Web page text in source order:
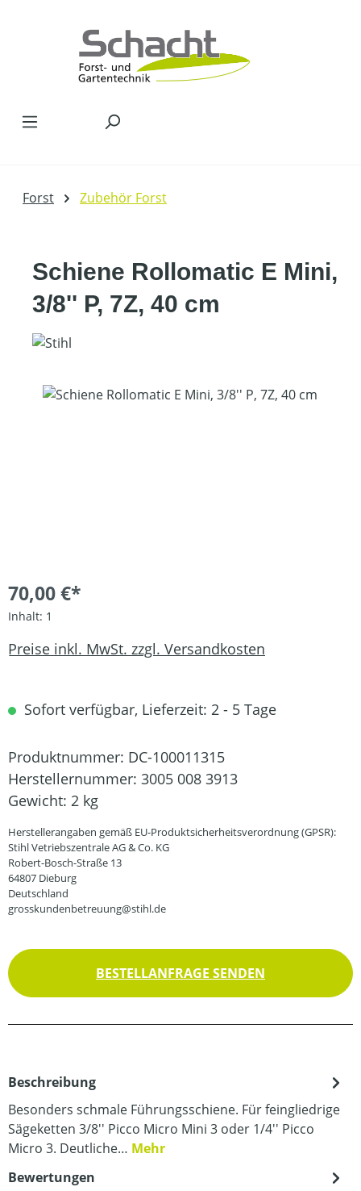
Forst Zubehör Forst
Schiene Rollomatic E Mini,
3/8'' P, 7Z, 40 cm
Bildergalerie überspringen
70,00 €*
Inhalt: 1
Preise inkl. MwSt. zzgl. Versandkosten
Sofort verfügbar, Lieferzeit: 2 - 5 Tage
Produktnummer: DC-100011315
Herstellernummer: 3005 008 3913
Gewicht: 2 kg
Herstellerangaben gemäß EU-Produktsicherheitsverordnung (GPSR):
Stihl Vetriebszentrale AG & Co. KG
Robert-Bosch-Straße 13
64807 Dieburg
Deutschland
grosskundenbetreuung@stihl.de
BESTELLANFRAGE SENDEN
Beschreibung
Besonders schmale Führungsschiene. Für feingliedrige
Sägeketten 3/8'' Picco Micro Mini 3 oder 1/4'' Picco
Micro 3. Deutliche… Mehr
Bewertungen